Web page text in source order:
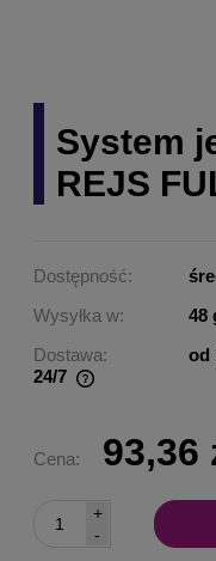
System
REJS
Dostępność:
Wysyłka w:
48
Dostawa:
od
24/7
Cena: 93,36
-
+